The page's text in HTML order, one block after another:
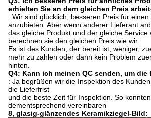
erhielten Sie an dem gleichen Preis
: Wir sind glücklich, besseren Preis für
anzubieten. Aber wenn anderer Lieferant
das gleiche Produkt und der gleiche Service
berechnen sie den gleichen Preis wie wir.
Es ist des Kunden, der bereit ist, weniger,
mehr zu zahlen oder dann kein Problem
hinten.
Q4: Kann ich meinen QC senden, um
: Ja begrüßen wir die Inspektion des
die Lieferfrist
und die beste Zeit für Inspektion. So
dementsprechend vereinbaren
8, glasig-glänzendes Keramikziegel-Bild: